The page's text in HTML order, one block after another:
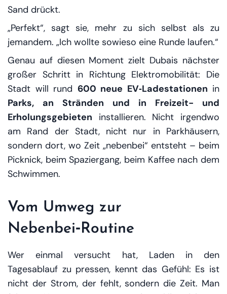
Sand drückt.
„Perfekt“, sagt sie, mehr zu sich selbst als zu
jemandem. „Ich wollte sowieso eine Runde laufen.“
Genau auf diesen Moment zielt Dubais nächster
großer Schritt in Richtung Elektromobilität: Die
Stadt will rund 600 neue EV‑Ladestationen in
Parks, an Stränden und in Freizeit- und
Erholungsgebieten installieren. Nicht irgendwo
am Rand der Stadt, nicht nur in Parkhäusern,
sondern dort, wo Zeit „nebenbei“ entsteht – beim
Picknick, beim Spaziergang, beim Kaffee nach dem
Schwimmen.
Vom Umweg zur
Nebenbei‑Routine
Wer einmal versucht hat, Laden in den
Tagesablauf zu pressen, kennt das Gefühl: Es ist
nicht der Strom, der fehlt, sondern die Zeit. Man